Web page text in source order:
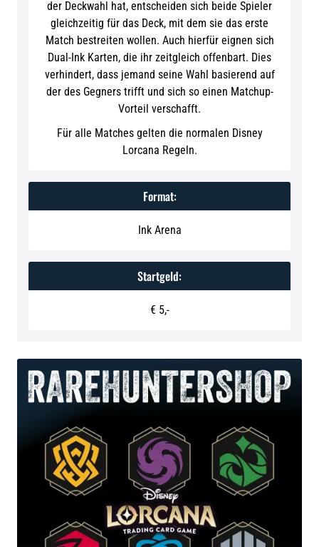
der Deckwahl hat, entscheiden sich beide Spieler
gleichzeitig für das Deck, mit dem sie das erste
Match bestreiten wollen. Auch hierfür eignen sich
Dual-Ink Karten, die ihr zeitgleich offenbart. Dies
verhindert, dass jemand seine Wahl basierend auf
der des Gegners trifft und sich so einen Matchup-
Vorteil verschafft.
Für alle Matches gelten die normalen Disney
Lorcana Regeln.
Format:
Ink Arena
Startgeld:
‍€ 5,-